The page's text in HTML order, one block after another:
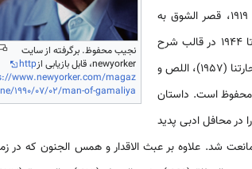
نجیب محفوظ. برگرفته از سایت
newyorker، قابل بازیابی از
http
www.newyorker.com/magaz
1990/07/02/man-of-gamaliya
به تحولات سیاسی اجتماعی دوره حکومت ملک فؤاد در فاصله سال 1917 تا قیام سال 1919، قصر الشوق به
تحولات سیاسی اجتماعی سال‌های 1924 تا 1927 و السکریة به تحولات سال‌های 1935 تا 1944 در قالب شرح
رمان‌های اولاد حارتنا (1957)، اللص و
داستانی مطرح نجیب محفوظ است. داستان
در محافل ادبی پدید
شد. علاوه بر عبث الاقدار و همس الجنون که در